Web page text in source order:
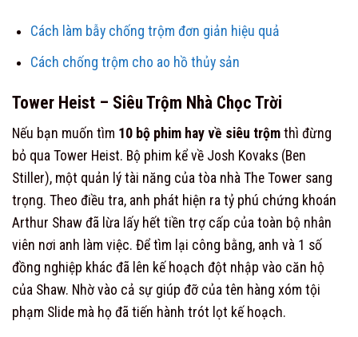
Cách làm bẫy chống trộm đơn giản hiệu quả
Cách chống trộm cho ao hồ thủy sản
Tower Heist – Siêu Trộm Nhà Chọc Trời
Nếu bạn muốn tìm 10 bộ phim hay về siêu trộm thì đừng
bỏ qua Tower Heist. Bộ phim kể về Josh Kovaks (Ben
Stiller), một quản lý tài năng của tòa nhà The Tower sang
trọng. Theo điều tra, anh phát hiện ra tỷ phú chứng khoán
Arthur Shaw đã lừa lấy hết tiền trợ cấp của toàn bộ nhân
viên nơi anh làm việc. Để tìm lại công bằng, anh và 1 số
đồng nghiệp khác đã lên kế hoạch đột nhập vào căn hộ
của Shaw. Nhờ vào cả sự giúp đỡ của tên hàng xóm tội
phạm Slide mà họ đã tiến hành trót lọt kế hoạch.